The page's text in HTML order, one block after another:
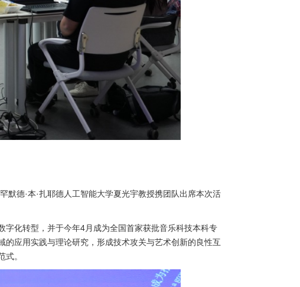
德·本·扎耶德人工智能大学夏光宇教授携团队出席本次活
化转型，并于今年4月成为全国首家获批音乐科技本科专
应用实践与理论研究，形成技术攻关与艺术创新的良性互
。